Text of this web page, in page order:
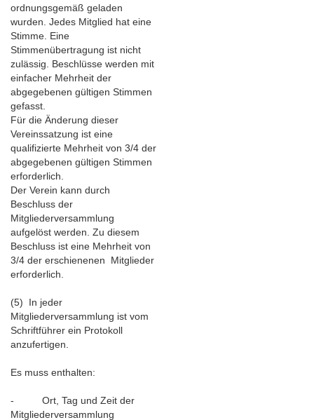
ordnungsgemäß geladen
wurden. Jedes Mitglied hat eine
Stimme. Eine
Stimmenübertragung ist nicht
zulässig. Beschlüsse werden mit
einfacher Mehrheit der
abgegebenen gültigen Stimmen
gefasst.
Für die Änderung dieser
Vereinssatzung ist eine
qualifizierte Mehrheit von 3/4 der
abgegebenen gültigen Stimmen
erforderlich.
Der Verein kann durch
Beschluss der
Mitgliederversammlung
aufgelöst werden. Zu diesem
Beschluss ist eine Mehrheit von
3/4 der erschienenen Mitglieder
erforderlich.
(5) In jeder
Mitgliederversammlung ist vom
Schriftführer ein Protokoll
anzufertigen.
Es muss enthalten:
- Ort, Tag und Zeit der
Mitgliederversammlung